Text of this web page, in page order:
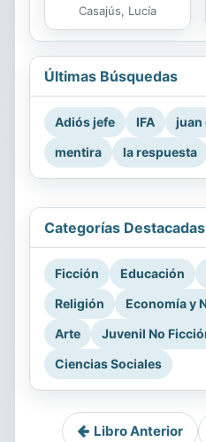
Casajús, Lucía
Últimas Búsquedas
Adiós jefe IFA
juan
mentira
la respuesta
Categorías Destacadas
Ficción Educación
Religión
Economía y
Arte
Juvenil No
Ciencias Sociales
Libro Anterior